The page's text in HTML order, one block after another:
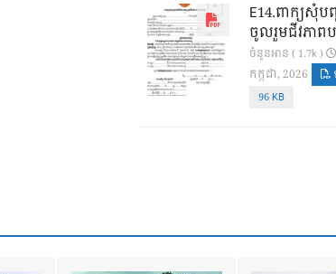
E14.ពាក្យសុំប
ចូលរួមជីវភាព
ចំនួនអាន ( 1.7k )
កក្កដា, 2026
96 KB